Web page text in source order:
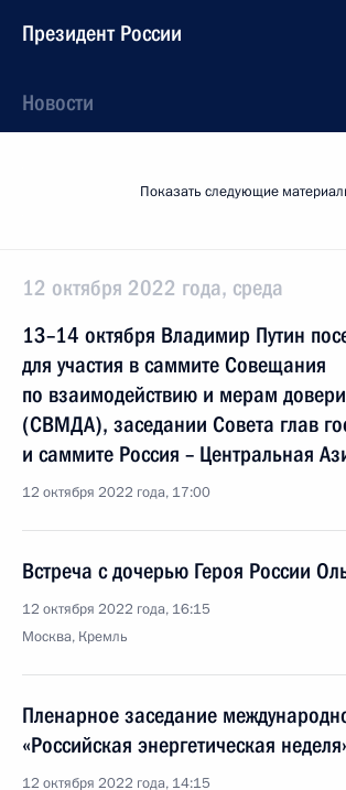
Президент России
Новости
Показать следующие
12 октября 2022 года, среда
13–14 октября Владимир Путин
для участия в саммите Совещания
по взаимодействию и мерам
(СВМДА), заседании Совета глав
и саммите Россия – Центральная
12 октября 2022 года, 17:00
Встреча с дочерью Героя России
12 октября 2022 года, 16:15
Москва, Кремль
Пленарное заседание
«Российская энергетическая
12 октября 2022 года, 14:15